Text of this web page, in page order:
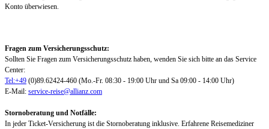
Konto überwiesen.
Fragen zum Versicherungsschutz:
Sollten Sie Fragen zum Versicherungsschutz haben, wenden Sie sich bitte an das Service
Center:
Tel:+49 (0)89.62424-460 (Mo.-Fr. 08:30 - 19:00 Uhr und Sa 09:00 - 14:00 Uhr)
E-Mail: service-reise@allianz.com
Stornoberatung und Notfälle:
In jeder Ticket-Versicherung ist die Stornoberatung inklusive. Erfahrene Reisemediziner